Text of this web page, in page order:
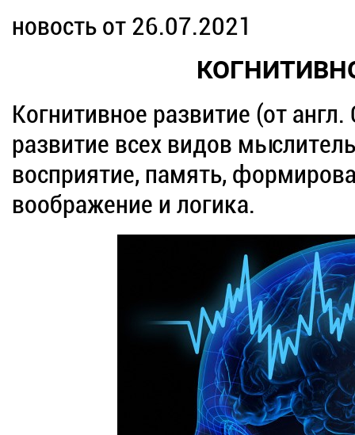
новость от 26.07.2021
Когнитивное развитие (от
развитие всех видов
восприятие, память,
воображение и логика.